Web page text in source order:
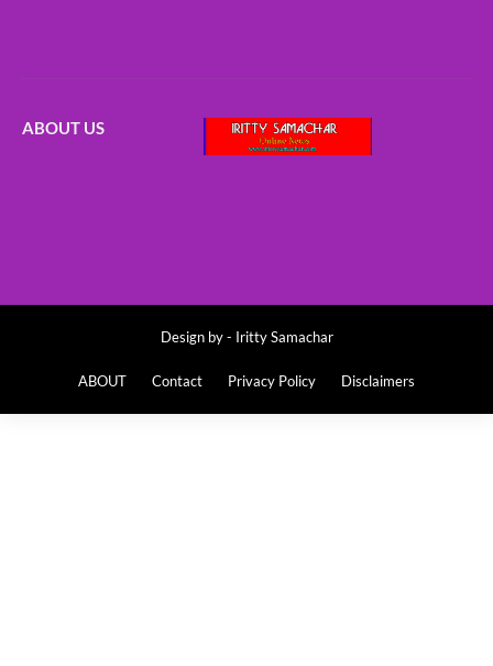
ABOUT US
Design by - Iritty Samachar
ABOUT Contact Privacy Policy Disclaimers